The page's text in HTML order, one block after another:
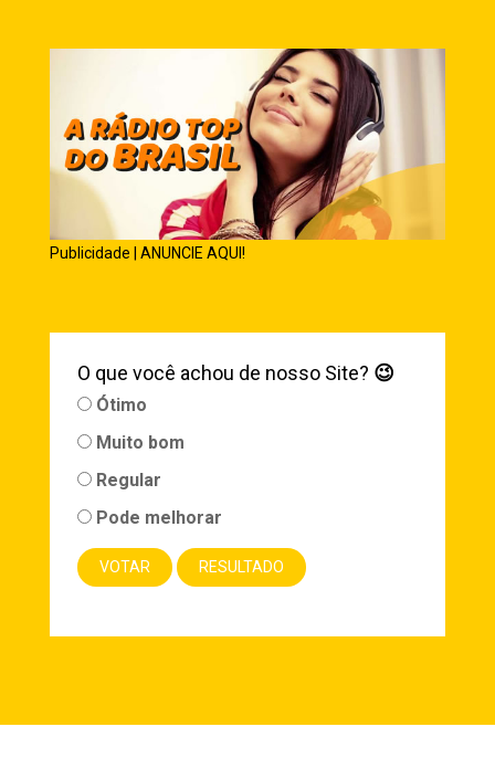
Publicidade | ANUNCIE AQUI!
O que você achou de nosso Site? 😉
Ótimo
Muito bom
Regular
Pode melhorar